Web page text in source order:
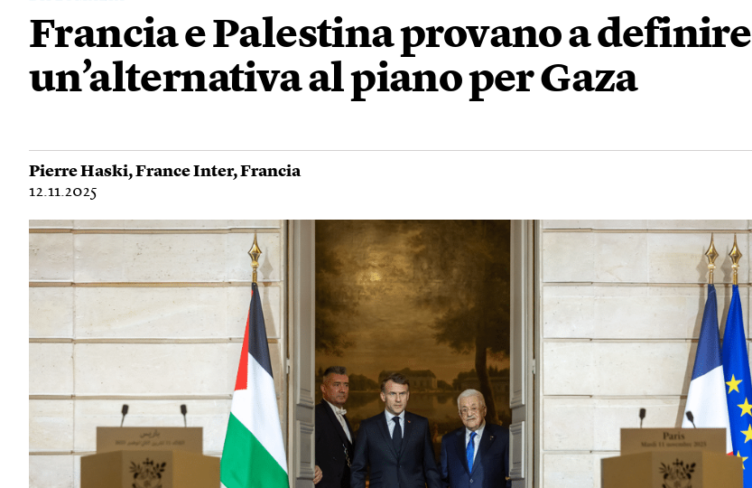
Francia e Palestina provano a definire
un’alternativa al piano per Gaza
Pierre Haski,France Inter,Francia
12.11.2025